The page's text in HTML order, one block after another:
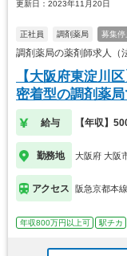
更新日：2023年11月20日
正社員 調剤薬局 募集停
調剤薬局の薬剤師求人
【大阪府東淀川
密着型の調剤薬局
給与 【年収】
勤務地 大阪府 大阪
アクセス 阪急京都本
年収800万円以上可 駅チカ